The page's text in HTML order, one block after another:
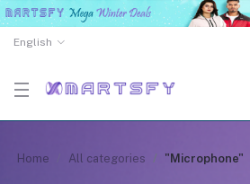
English
Home All categories "Microphone"